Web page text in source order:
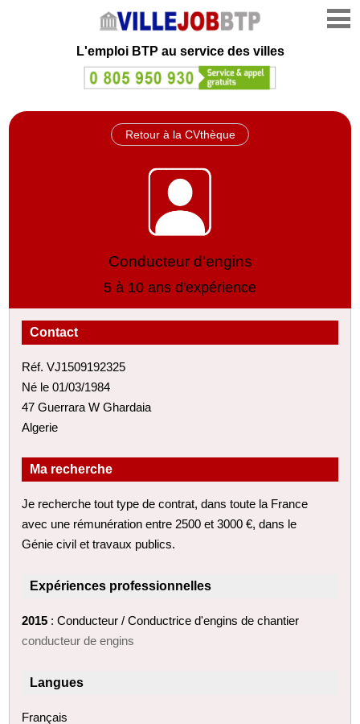
L'emploi BTP au service des villes
Retour à la CVthèque
Conducteur d'engins
5 à 10 ans d'expérience
Contact
Réf. VJ1509192325
Né le 01/03/1984
47 Guerrara W Ghardaia
Algerie
Ma recherche
Je recherche tout type de contrat, dans toute la France
avec une rémunération entre 2500 et 3000 €, dans le
Génie civil et travaux publics.
Expériences professionnelles
2015 : Conducteur / Conductrice d'engins de chantier
conducteur de engins
Langues
Français